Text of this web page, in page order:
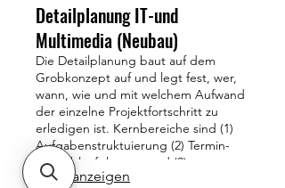
Detailplanung IT-und
Multimedia (Neubau)
Die Detailplanung baut auf dem
Grobkonzept auf und legt fest, wer,
wann, wie und mit welchem Aufwand
der einzelne Projektfortschritt zu
erledigen ist. Kernbereiche sind (1)
Aufgabenstruktuierung (2) Termin-
und Ablaufplanung und (3)
Kostenplanung
Mehr anzeigen